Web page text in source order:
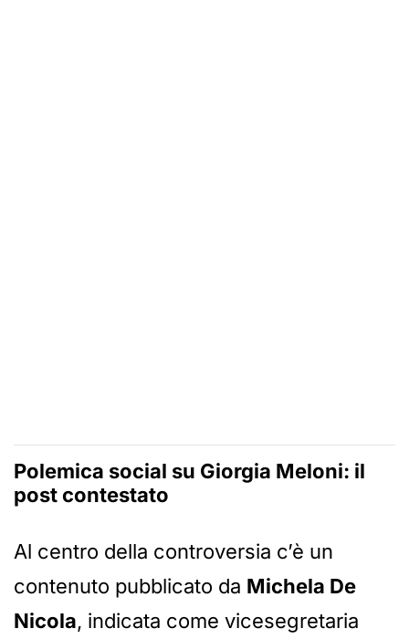
Polemica social su Giorgia Meloni: il
post contestato
Al centro della controversia c’è un
contenuto pubblicato da Michela De
Nicola, indicata come vicesegretaria